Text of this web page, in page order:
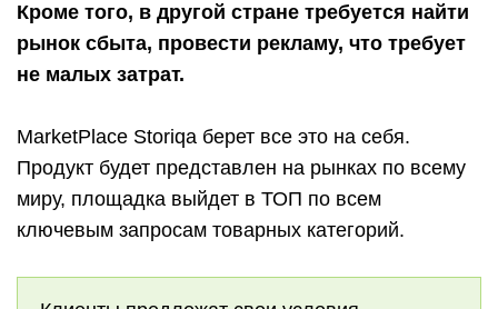
Кроме того, в другой стране требуется найти
рынок сбыта, провести рекламу, что требует
не малых затрат.
MarketPlace Storiqa берет все это на себя.
Продукт будет представлен на рынках по всему
миру, площадка выйдет в ТОП по всем
ключевым запросам товарных категорий.